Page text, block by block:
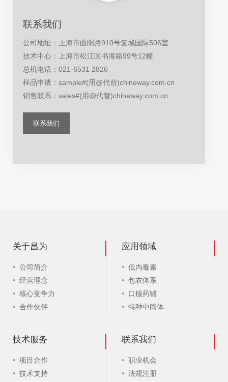
联系我们
公司地址：上海市曲阳路910号复城国际506室
技术中心：上海市松江区书海路99号12幢
总机电话：021-6531 2826
样品申请：sample#(用@代替)chineway.com.cn
销售联系：sales#(用@代替)chineway.com.cn
联系我们
关于昌为
公司简介
经营理念
核心竞争力
合作伙伴
应用领域
低内毒素
包衣体系
口服药辅
特种中间体
技术服务
项目合作
技术支持
联系我们
职业机会
法规注册